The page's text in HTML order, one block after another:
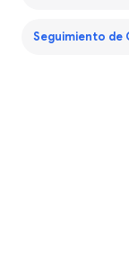
Seguimiento de